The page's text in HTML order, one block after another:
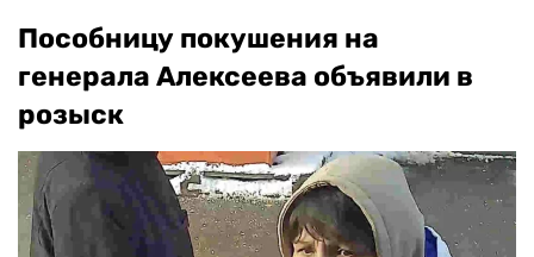
Пособницу покушения на
генерала Алексеева объявили в
розыск